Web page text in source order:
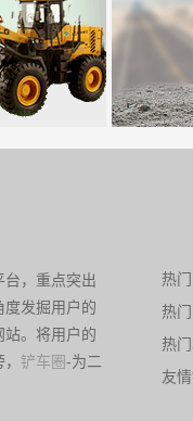
台，重点突出
度发掘用户的
站。将用户的
铲车圈-为二
热
台
热
台
热
友